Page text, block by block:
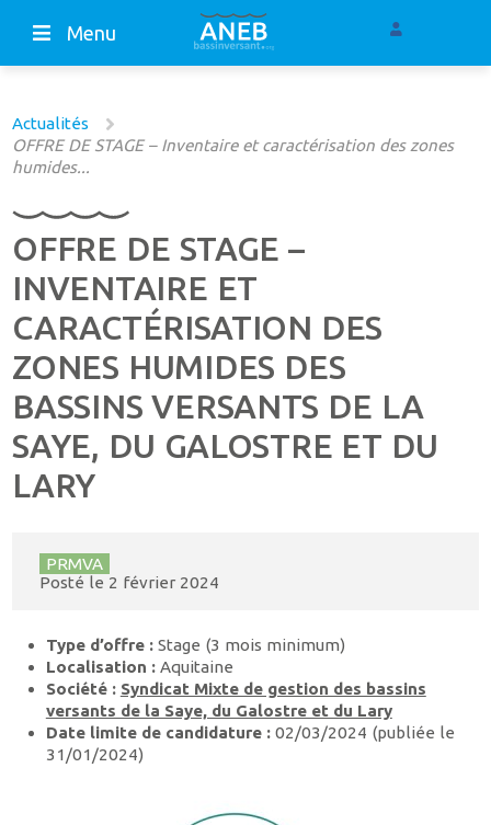
Menu
Actualités
OFFRE DE STAGE – Inventaire et caractérisation des zones
humides...
OFFRE DE STAGE –
INVENTAIRE ET
CARACTÉRISATION DES
ZONES HUMIDES DES
BASSINS VERSANTS DE LA
SAYE, DU GALOSTRE ET DU
LARY
PRMVA
Posté le 2 février 2024
Type d’offre : Stage (3 mois minimum)
Localisation : Aquitaine
Société : Syndicat Mixte de gestion des bassins
versants de la Saye, du Galostre et du Lary
Date limite de candidature : 02/03/2024 (publiée le
31/01/2024)